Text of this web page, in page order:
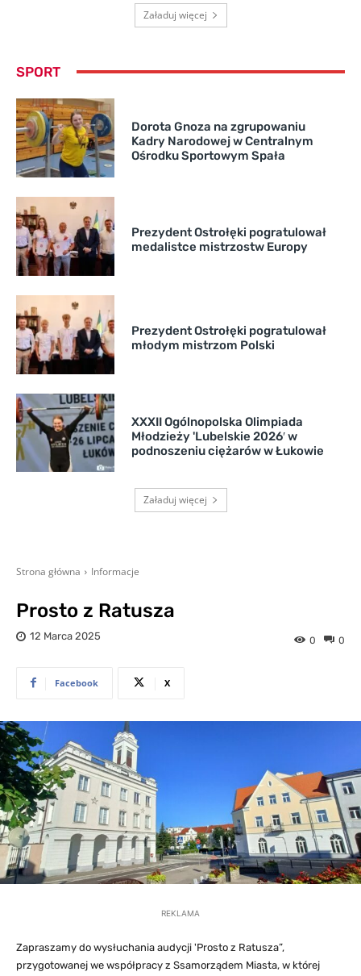
Załaduj więcej
SPORT
Dorota Gnoza na zgrupowaniu
Kadry Narodowej w Centralnym
Ośrodku Sportowym Spała
Prezydent Ostrołęki pogratulował
medalistce mistrzostw Europy
Prezydent Ostrołęki pogratulował
młodym mistrzom Polski
XXXII Ogólnopolska Olimpiada
Młodzieży 'Lubelskie 2026′ w
podnoszeniu ciężarów w Łukowie
Załaduj więcej